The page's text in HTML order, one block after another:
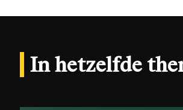
In hetzelfde